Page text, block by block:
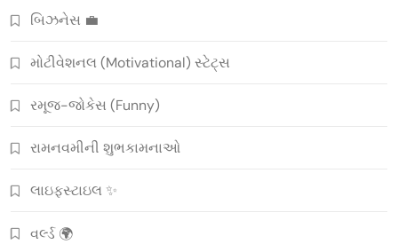
બિઝનેસ 💼
મોટીવેશનલ (Motivational) સ્ટેટ્સ
રમૂજ-જોકેસ (Funny)
રામનવમીની શુભકામનાઓ
લાઇફસ્ટાઇલ ✨
વર્લ્ડ 🌍